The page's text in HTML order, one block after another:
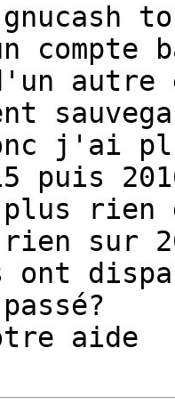
compte
j'ai
puis
rien
sur
ont
aide